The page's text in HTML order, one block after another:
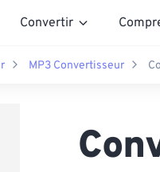
Convertir
MP3 Convertisseur